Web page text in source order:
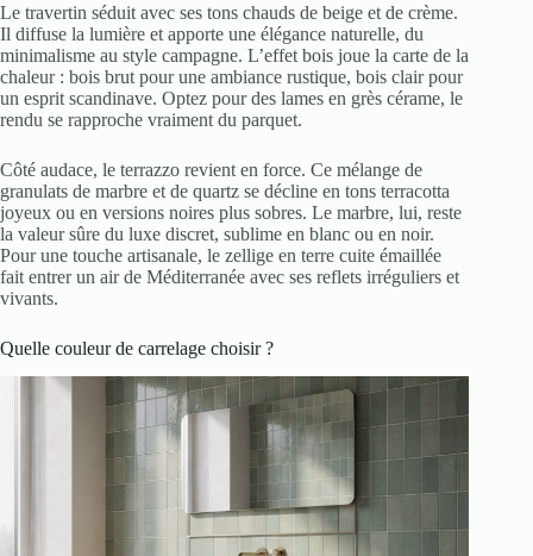
Le travertin séduit avec ses tons chauds de beige et de crème.
Il diffuse la lumière et apporte une élégance naturelle, du
minimalisme au style campagne. L’effet bois joue la carte de la
chaleur : bois brut pour une ambiance rustique, bois clair pour
un esprit scandinave. Optez pour des lames en grès cérame, le
rendu se rapproche vraiment du parquet.
Côté audace, le terrazzo revient en force. Ce mélange de
granulats de marbre et de quartz se décline en tons terracotta
joyeux ou en versions noires plus sobres. Le marbre, lui, reste
la valeur sûre du luxe discret, sublime en blanc ou en noir.
Pour une touche artisanale, le zellige en terre cuite émaillée
fait entrer un air de Méditerranée avec ses reflets irréguliers et
vivants.
Quelle couleur de carrelage choisir ?